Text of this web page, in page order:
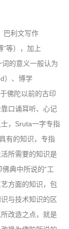
巴利文写作
”等），加上
的意义一般认为
）、博学
佛陀以前的古印
口诵耳听、心记
，Sruta一字专指
有的知识，专指
所需要的知识是
典中所说的“工
方面的知识，包
与技术知识的区
改造之点，就是